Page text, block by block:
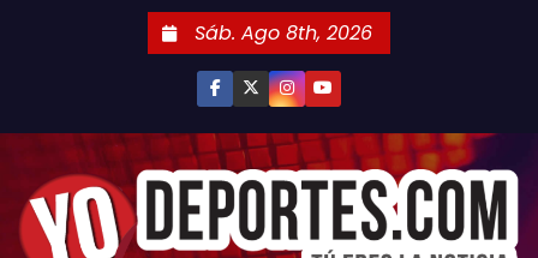
Sáb. Ago 8th, 2026